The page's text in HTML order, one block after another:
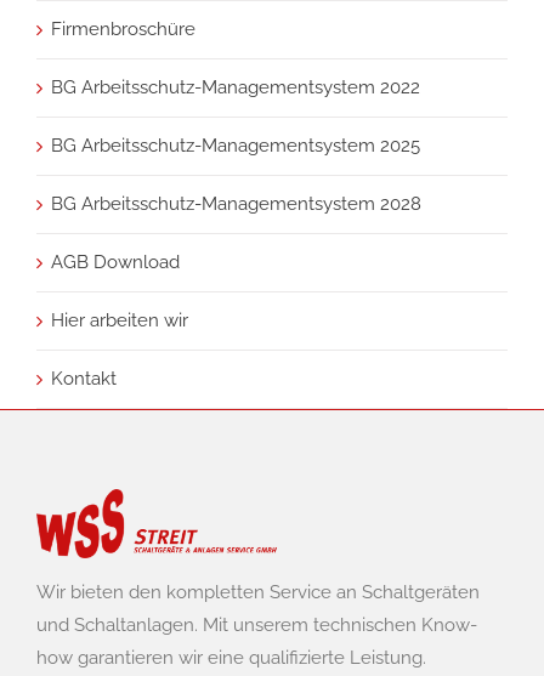
Firmenbroschüre
BG Arbeitsschutz-Managementsystem 2022
BG Arbeitsschutz-Managementsystem 2025
BG Arbeitsschutz-Managementsystem 2028
AGB Download
Hier arbeiten wir
Kontakt
Wir bieten den kompletten Service an Schaltgeräten
und Schaltanlagen. Mit unserem technischen Know-
how garantieren wir eine qualifizierte Leistung.